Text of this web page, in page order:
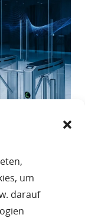
um
darauf